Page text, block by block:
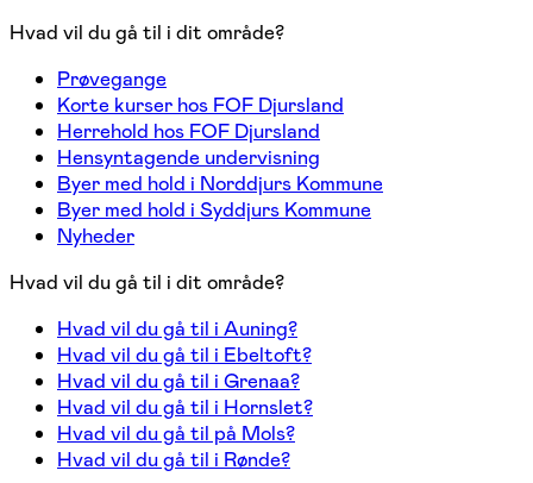
Hvad vil du gå til i dit område?
Prøvegange
Korte kurser hos FOF Djursland
Herrehold hos FOF Djursland
Hensyntagende undervisning
Byer med hold i Norddjurs Kommune
Byer med hold i Syddjurs Kommune
Nyheder
Hvad vil du gå til i dit område?
Hvad vil du gå til i Auning?
Hvad vil du gå til i Ebeltoft?
Hvad vil du gå til i Grenaa?
Hvad vil du gå til i Hornslet?
Hvad vil du gå til på Mols?
Hvad vil du gå til i Rønde?